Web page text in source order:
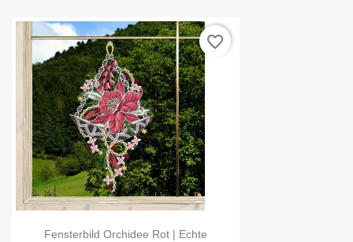
Fensterbild Orchidee Rot | Echte
favorite_border